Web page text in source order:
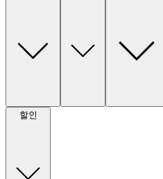
할인